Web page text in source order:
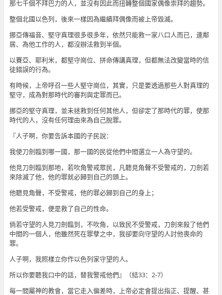
那七千個不拜巴力的人，並沒有因此而扭轉整個國家偶像崇拜的趨勢。
整個北國以色列，後來一樣因為繼續拜偶像而被上帝毀滅。
挪亞傳福音、堅守真理很多很多年，依然只能救一家八口人而已，連鄰
居、為他工作的人，都沒辦法救到半個。
以賽亞、耶利米，都堅守崗位、拼命傳講真理，但都無法改變當時的信
徒錯誤的行為。
有時候，上帝呼召一些人堅守崗位，其實，只是要透過那些人對真理的
堅守，成為對那時代的審判與定罪而已。
挪亞的堅守真理，並未拯救到任何其他人，但卻定了那時代的罪，使那
時代的人，沒有任何理由來為自己脫罪。
『人子啊，你要告訴本國的子民說：
我使刀劍臨到哪一國，那一國的民從他們中間選立一人為守望的。
他見刀劍臨到那地，若吹角警戒眾民，凡聽見角聲不受警戒的，刀劍若
來除滅了他，他的罪就必歸到自己的頭上。
他聽見角聲，不受警戒，他的罪必歸到自己的身上；
他若受警戒，便是救了自己的性命。
倘若守望的人見刀劍臨到，不吹角，以致民不受警戒，刀劍來殺了他們
中間的一個人，他雖然死在罪孽之中，我卻要向守望的人討他喪命的
罪。
人子啊，我照樣立你作以色列家守望的人。
所以你要聽我口中的話，替我警戒他們』（結33：2-7）
每一間屬神的教會，當它走入偏差時，上帝必定會提出指正、提醒、甚